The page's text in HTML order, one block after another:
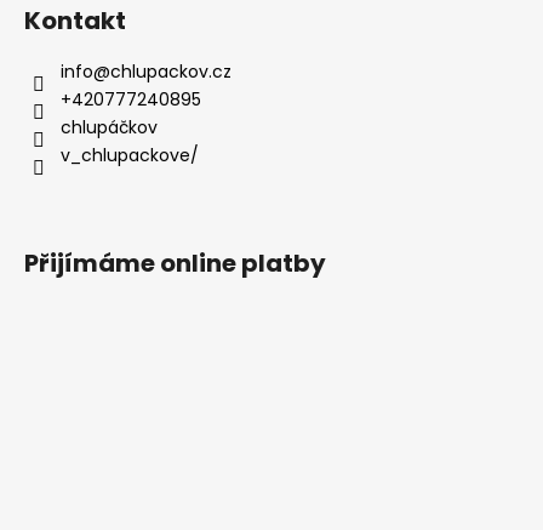
Kontakt
info@chlupackov.cz
+420777240895
chlupáčkov
v_chlupackove/
Přijímáme online platby